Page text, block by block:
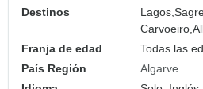
Destinos
Lagos,
Carvoeiro,
Franja de edad
Todas las
País Región
Algarve